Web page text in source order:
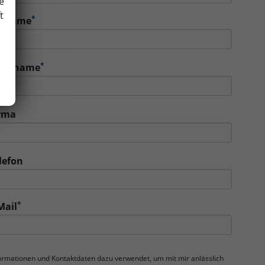
*
*
*
und Kontaktdaten dazu verwendet, um mit mir anlässlich